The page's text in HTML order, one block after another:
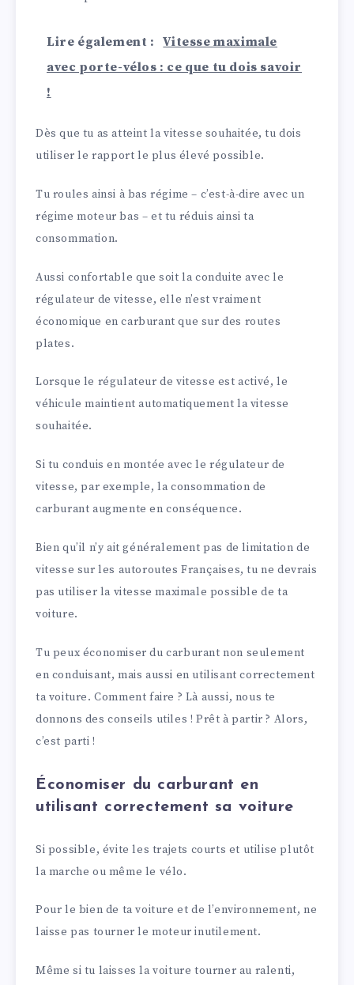
Lire également :
Vitesse maximale
avec porte-vélos : ce que tu dois savoir
!
Dès que tu as atteint la vitesse souhaitée, tu dois
utiliser le rapport le plus élevé possible.
Tu roules ainsi à bas régime – c’est-à-dire avec un
régime moteur bas – et tu réduis ainsi ta
consommation.
Aussi confortable que soit la conduite avec le
régulateur de vitesse, elle n’est vraiment
économique en carburant que sur des routes
plates.
Lorsque le régulateur de vitesse est activé, le
véhicule maintient automatiquement la vitesse
souhaitée.
Si tu conduis en montée avec le régulateur de
vitesse, par exemple, la consommation de
carburant augmente en conséquence.
Bien qu’il n’y ait généralement pas de limitation de
vitesse sur les autoroutes Françaises, tu ne devrais
pas utiliser la vitesse maximale possible de ta
voiture.
Tu peux économiser du carburant non seulement
en conduisant, mais aussi en utilisant correctement
ta voiture. Comment faire ? Là aussi, nous te
donnons des conseils utiles ! Prêt à partir ? Alors,
c’est parti !
Économiser du carburant en
utilisant correctement sa voiture
Si possible, évite les trajets courts et utilise plutôt
la marche ou même le vélo.
Pour le bien de ta voiture et de l’environnement, ne
laisse pas tourner le moteur inutilement.
Même si tu laisses la voiture tourner au ralenti,